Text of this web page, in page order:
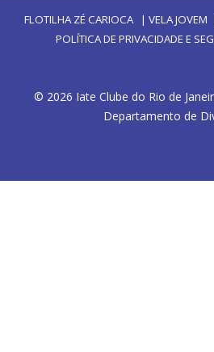
FLOTILHA ZÉ CARIOCA| VELA JOVEM
POLÍTICA DE PRIVACIDADE E
© 2026 Iate Clube do Rio de
Departamento de